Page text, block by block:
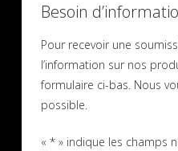
Besoin
Pour recevoir une
l’information sur nos
formulaire ci-bas. Nous
possible.
« *» indique les champs